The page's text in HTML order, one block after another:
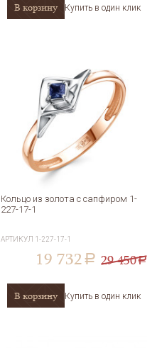
В корзину Купить в один клик
Кольцо из золота с сапфиром 1-
227-17-1
АРТИКУЛ 1-227-17-1
19 732 a 29 450a
В корзину Купить в один клик